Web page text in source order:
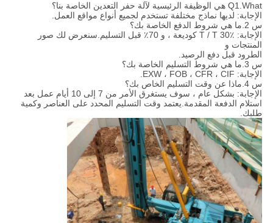
Q1.What هي الوظيفة الرئيسية لآلة حفر التعدين الخاصة بنا؟
الإجابة: لديها نماذج مختلفة تستخدم لجميع أنواع مواقع العمل.
س 2.ما هي شروط الدفع الخاصة بك؟
الإجابة: T / T 30٪ كوديعة ، و 70٪ قبل التسليم.سنعرض لك صور
المنتجات و
الطرود قبل دفع الرصيد.
س 3.ما هي شروط التسليم الخاصة بك؟
الإجابة: EXW ، FOB ، CFR ، CIF.
س 4.ماذا عن وقت التسليم الخاص بك؟
الإجابة: بشكل عام ، سوف يستغرق الأمر من 7 إلى 10 أيام عمل بعد
استلام الدفعة المقدمة.يعتمد وقت التسليم المحدد على العناصر وكمية
طلبك.